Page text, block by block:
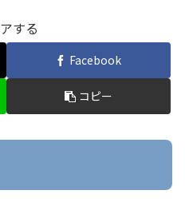
する
Facebook
コピー